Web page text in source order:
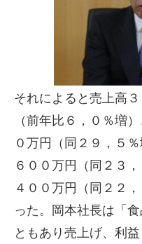
それによると売上高
（前年比６，０％増
０万円（同２９，５
６００万円（同２３
４００万円（同２２
った。岡本社長は「
ともあり売上げ、利